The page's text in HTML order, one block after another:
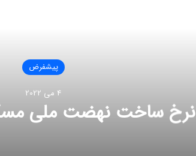
پیشفرض
4 می 2022
نرخ ساخت نهضت ملی مسکن